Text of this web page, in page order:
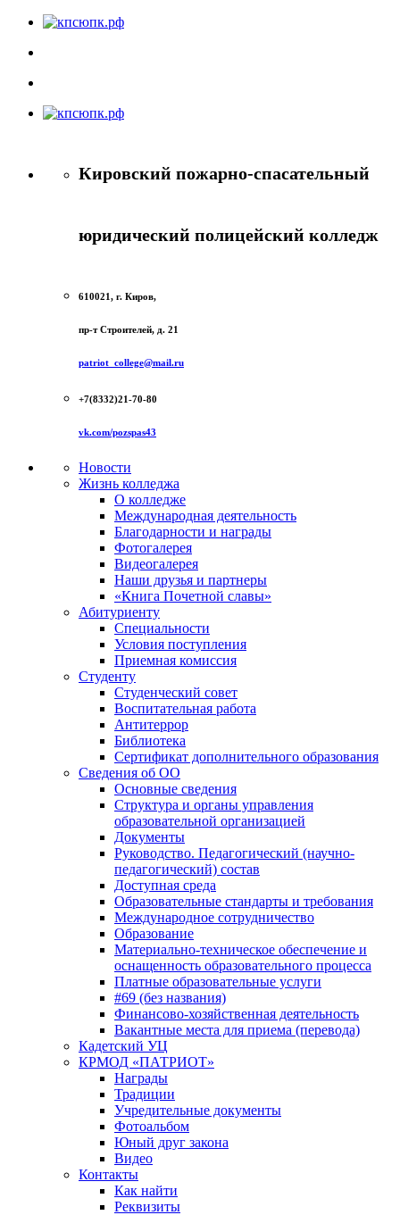
Кировский пожарно-спасательный
юридический полицейский колледж
610021, г. Киров,
пр-т Строителей, д. 21
patriot_college@mail.ru
+7(8332)21-70-80
vk.com/pozspas43
Новости
Жизнь колледжа
О колледже
Международная деятельность
Благодарности и награды
Фотогалерея
Видеогалерея
Наши друзья и партнеры
«Книга Почетной славы»
Абитуриенту
Специальности
Условия поступления
Приемная комиссия
Студенту
Студенческий совет
Воспитательная работа
Антитеррор
Библиотека
Сертификат дополнительного образования
Сведения об ОО
Основные сведения
Структура и органы управления
образовательной организацией
Документы
Руководство. Педагогический (научно-
педагогический) состав
Доступная среда
Образовательные стандарты и требования
Международное сотрудничество
Образование
Материально-техническое обеспечение и
оснащенность образовательного процесса
Платные образовательные услуги
#69 (без названия)
Финансово-хозяйственная деятельность
Вакантные места для приема (перевода)
Кадетский УЦ
КРМОД «ПАТРИОТ»
Награды
Традиции
Учредительные документы
Фотоальбом
Юный друг закона
Видео
Контакты
Как найти
Реквизиты